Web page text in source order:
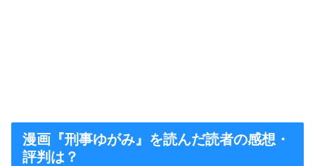
漫画『刑事ゆがみ』を読んだ読者の感想・
評判は？